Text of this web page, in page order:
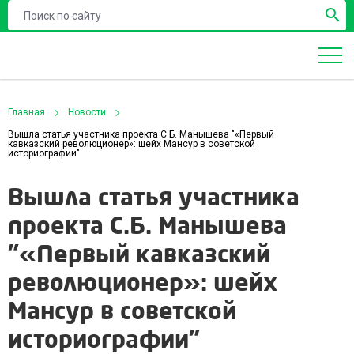

Главная
Новости
Вышла статья участника проекта С.Б. Манышева "«Первый
кавказский революционер»: шейх Мансур в советской
историографии"
Вышла статья участника
проекта С.Б. Манышева
"«Первый кавказский
революционер»: шейх
Мансур в советской
историографии"